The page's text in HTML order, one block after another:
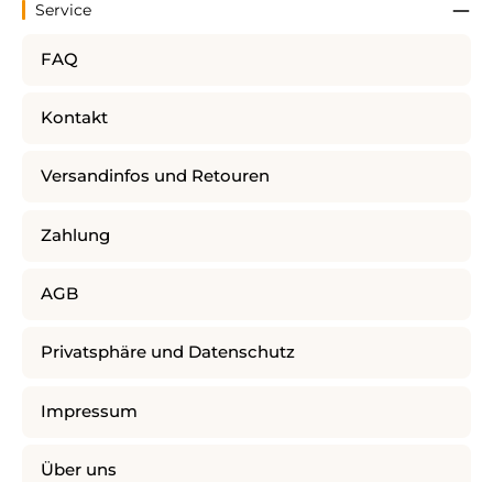
Service
FAQ
Kontakt
Versandinfos und Retouren
Zahlung
AGB
Privatsphäre und Datenschutz
Impressum
Über uns